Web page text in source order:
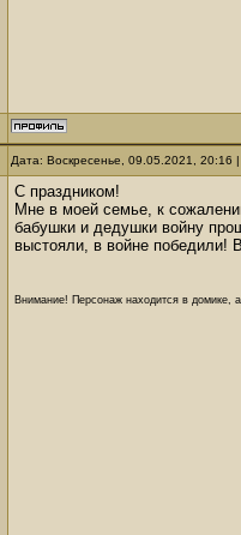
Дата: Воскресенье, 09.05.2021,
С праздником!
Мне в моей семье, к
бабушки и дедушки войну
выстояли, в войне победили!
Внимание! Персонаж находится в домике,